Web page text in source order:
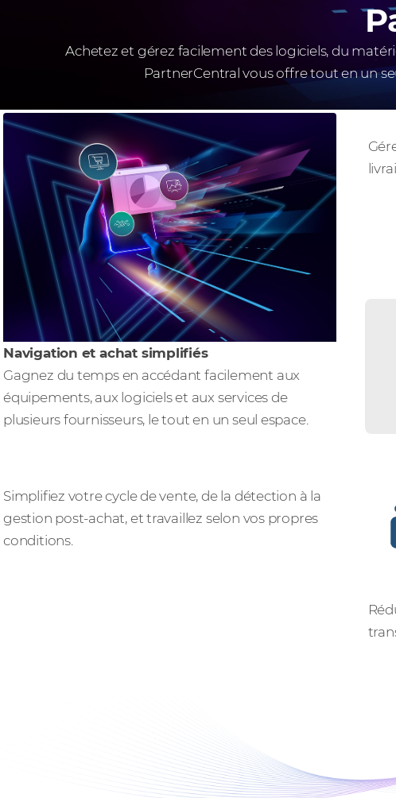
Achetez et gérez facilement des logiciels, du
PartnerCentral vous offre tout en un
Navigation et achat simplifiés
Gagnez du temps en accédant facilement aux
équipements, aux logiciels et aux services de
plusieurs fournisseurs, le tout en un seul espace.
Simplifiez votre cycle de vente, de la détection à la
gestion post-achat, et travaillez selon vos propres
conditions.